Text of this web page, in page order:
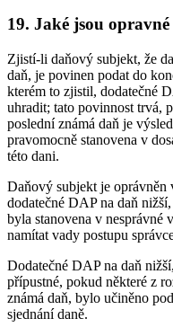
19. Jaké jsou
Zjistí-li daňový subjekt, že
daň, je povinen podat do
kterém to zjistil, dodatečné
uhradit; tato povinnost trvá,
poslední známá daň je
pravomocně stanovena v
této dani.
Daňový subjekt je oprávněn
dodatečné DAP na daň
byla stanovena v nesprávné
namítat vady postupu
Dodatečné DAP na daň
přípustné, pokud některé z
známá daň, bylo učiněno
sjednání daně.